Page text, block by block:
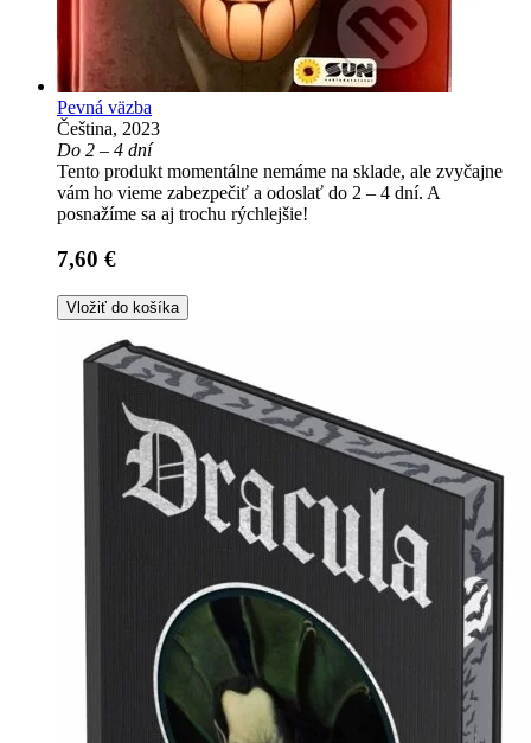
Pevná väzba
Čeština, 2023
Do 2 – 4 dní
Tento produkt momentálne nemáme na sklade, ale zvyčajne
vám ho vieme zabezpečiť a odoslať do 2 – 4 dní. A
posnažíme sa aj trochu rýchlejšie!
7,60 €
Vložiť do košíka